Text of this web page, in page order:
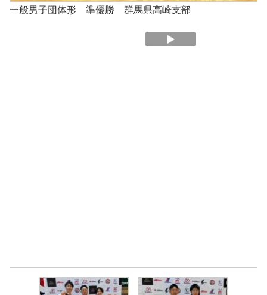
一般男子団体形 準優勝 群馬県高崎支部